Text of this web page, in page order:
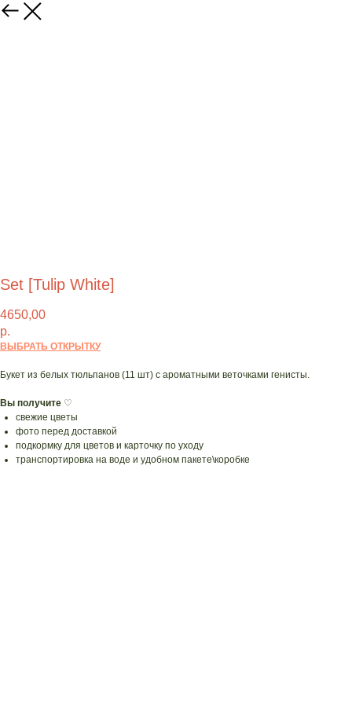
Set [Tulip White]
4650,00
р.
ВЫБРАТЬ ОТКРЫТКУ
Букет из белых тюльпанов (11 шт) с ароматными веточками генисты.
Вы получите ♡
свежие цветы
фото перед доставкой
подкормку для цветов и карточку по уходу
транспортировка на воде и удобном пакете\коробке